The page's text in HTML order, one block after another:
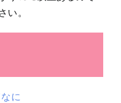
い。
に